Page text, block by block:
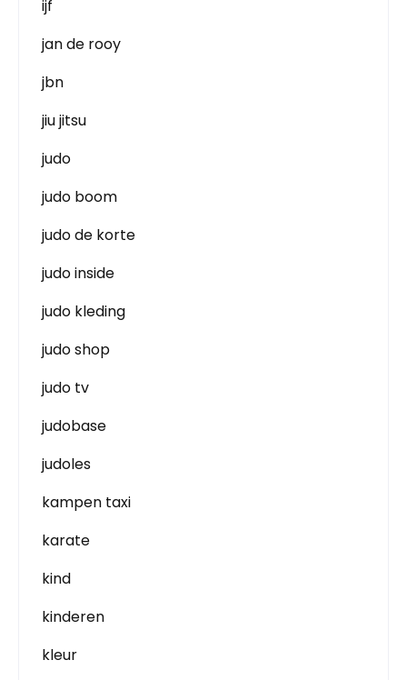
ijf
jan de rooy
jbn
jiu jitsu
judo
judo boom
judo de korte
judo inside
judo kleding
judo shop
judo tv
judobase
judoles
kampen taxi
karate
kind
kinderen
kleur